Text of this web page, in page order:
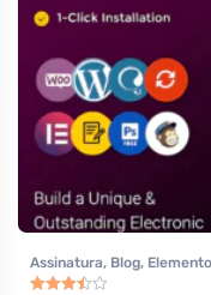
Assinatura, Blog,
Themeforest